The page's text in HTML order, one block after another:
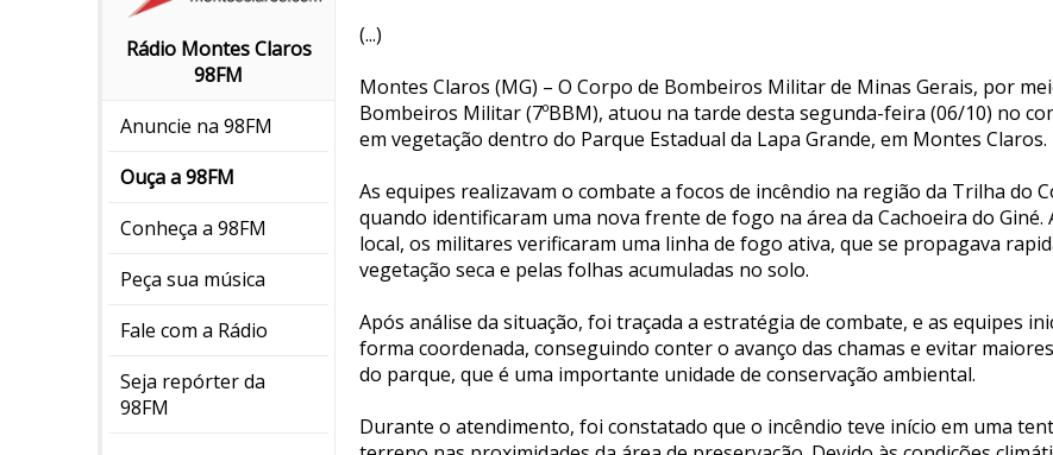
Rádio Montes Claros
98FM
Anuncie na 98FM
Ouça a 98FM
Conheça a 98FM
Peça sua música
Fale com a Rádio
Seja repórter da
98FM
(...)
Montes Claros (MG) – O Corpo de Bombeiros Militar de Minas Gerais, por
Bombeiros Militar (7ºBBM), atuou na tarde desta segunda-feira (06/10) no
em vegetação dentro do Parque Estadual da Lapa Grande, em Montes Claros.
As equipes realizavam o combate a focos de incêndio na região da Trilha do
quando identificaram uma nova frente de fogo na área da Cachoeira do Giné.
local, os militares verificaram uma linha de fogo ativa, que se propagava
vegetação seca e pelas folhas acumuladas no solo.
Após análise da situação, foi traçada a estratégia de combate, e as equipes
forma coordenada, conseguindo conter o avanço das chamas e evitar
do parque, que é uma importante unidade de conservação ambiental.
Durante o atendimento, foi constatado que o incêndio teve início em uma